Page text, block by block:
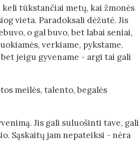
keli tūkstančiai metų, kai žmonės
vieta. Paradoksali dėžutė. Jis
o gal buvo, bet labai seniai,
verkiame, pykstame.
jeigu gyvename - argi tai gali
meilės, talento, begalės
Jis gali suluošinti tave, gali
Sąskaitų jam nepateiksi - nėra